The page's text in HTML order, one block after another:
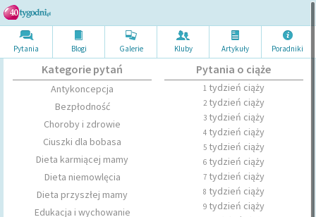
Pytania Blogi Galerie Kluby Artykuły Poradniki
Kategorie pytań
Antykoncepcja
Bezpłodność
Choroby i zdrowie
Ciuszki dla bobasa
Dieta karmiącej mamy
Dieta niemowlęcia
Dieta przyszłej mamy
Edukacja i wychowanie
Pytania o ciąże
1tydzień ciąży
2tydzień ciąży
3tydzień ciąży
4tydzień ciąży
5tydzień ciąży
6tydzień ciąży
7tydzień ciąży
8 tydzień ciąży
9tydzień ciąży